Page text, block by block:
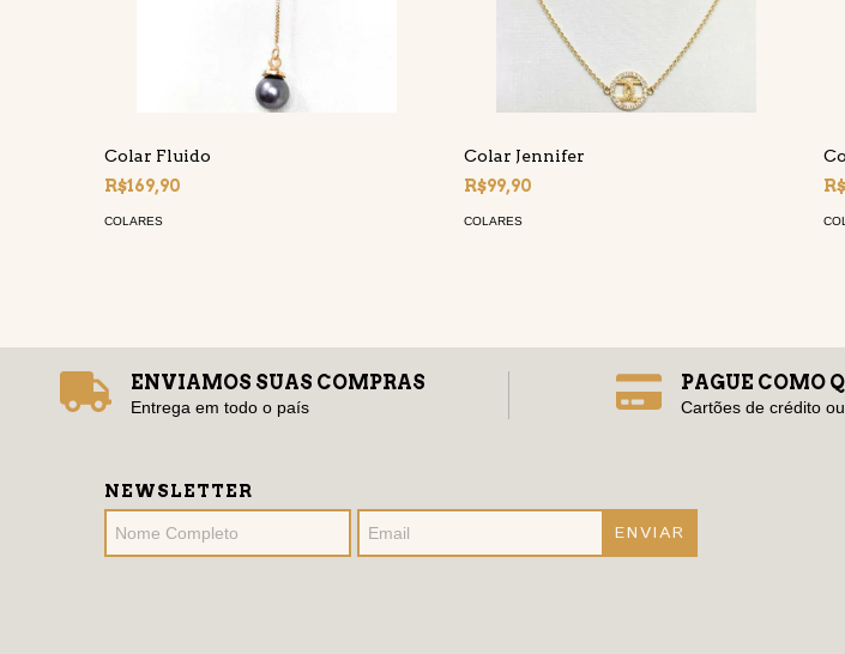
Colar Fluido
R$169,90
COLARES
Colar Jennifer
R$99,90
COLARES
ENVIAMOS SUAS COMPRAS
Entrega em todo o país
PAGUE COMO
Cartões de crédito
NEWSLETTER